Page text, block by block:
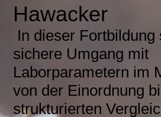
Hawacker
In dieser Fortbildung
sichere Umgang mit
Laborparametern im
von der Einordnung
strukturierten